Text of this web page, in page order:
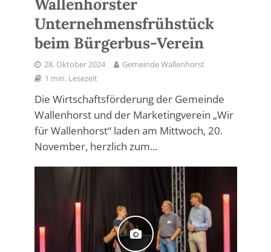
Wallenhorster
Unternehmensfrühstück
beim Bürgerbus-Verein
28. Oktober 2024
Gemeinde Wallenhorst
1 min. Lesezeit
Die Wirtschaftsförderung der Gemeinde
Wallenhorst und der Marketingverein „Wir
für Wallenhorst“ laden am Mittwoch, 20.
November, herzlich zum...